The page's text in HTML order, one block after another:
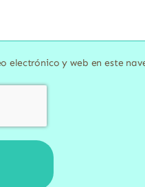
electrónico y web en este